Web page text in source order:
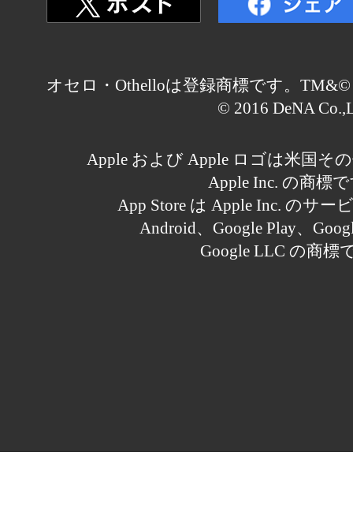
オセロ・Othelloは登録商標です。TM&©
© 2016 DeNA
Apple および Apple ロゴは米国そ
Apple Inc. の商標
App Store は Apple Inc. のサー
Android、Google Play、
Google LLC の商標